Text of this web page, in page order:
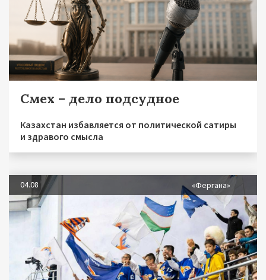
Смех – дело подсудное
Казахстан избавляется от политической сатиры
и здравого смысла
04.08 «Фергана»